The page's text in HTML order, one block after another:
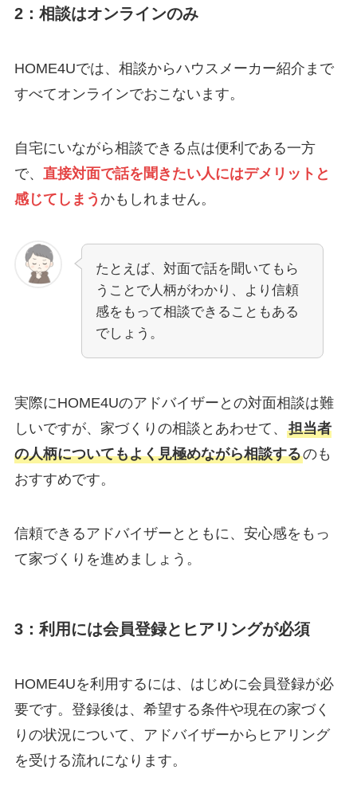
2：相談はオンラインのみ
HOME4Uでは、相談からハウスメーカー紹介まで
すべてオンラインでおこないます。
自宅にいながら相談できる点は便利である一方
で、 直接対面で話を聞きたい人にはデメリットと
感じてしまう かもしれません。
たとえば、対面で話を聞いてもら
うことで人柄がわかり、より信頼
感をもって相談できることもある
でしょう。
実際にHOME4Uのアドバイザーとの対面相談は難
しいですが、家づくりの相談とあわせて、 担当者
の人柄についてもよく見極めながら相談するのも
おすすめです。
信頼できるアドバイザーとともに、安心感をもっ
て家づくりを進めましょう。
3：利用には会員登録とヒアリングが必須
HOME4Uを利用するには、はじめに会員登録が必
要です。登録後は、希望する条件や現在の家づく
りの状況について、アドバイザーからヒアリング
を受ける流れになります。